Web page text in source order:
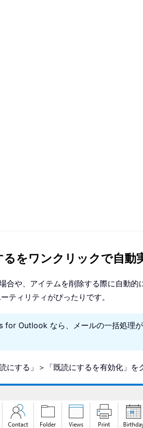
をワンクリックで自動
や、アイテムを削除する際に自動
ティリティがぴったりです。
Outlook なら、メールの一括処理
する」＞「既読にするを有効化」を